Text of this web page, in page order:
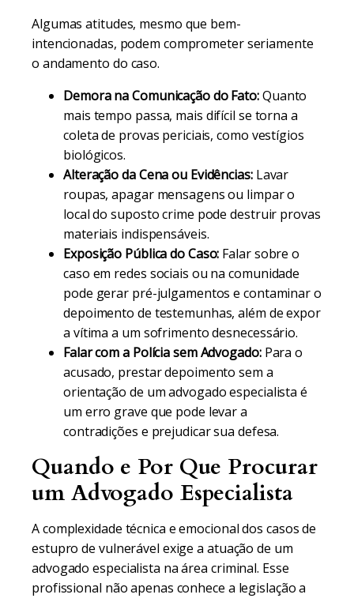
Algumas atitudes, mesmo que bem-
intencionadas, podem comprometer seriamente
o andamento do caso.
Demora na Comunicação do Fato:Quanto
mais tempo passa, mais difícil se torna a
coleta de provas periciais, como vestígios
biológicos.
Alteração da Cena ou Evidências:Lavar
roupas, apagar mensagens ou limpar o
local do suposto crime pode destruir provas
materiais indispensáveis.
Exposição Pública do Caso: Falar sobre o
caso em redes sociais ou na comunidade
pode gerar pré-julgamentos e contaminar o
depoimento de testemunhas, além de expor
a vítima a um sofrimento desnecessário.
Falar com a Polícia sem Advogado:Para o
acusado, prestar depoimento sem a
orientação de um advogado especialista é
um erro grave que pode levar a
contradições e prejudicar sua defesa.
Quando e Por Que Procurar
um Advogado Especialista
A complexidade técnica e emocional dos casos de
estupro de vulnerável exige a atuação de um
advogado especialista na área criminal. Esse
profissional não apenas conhece a legislação a